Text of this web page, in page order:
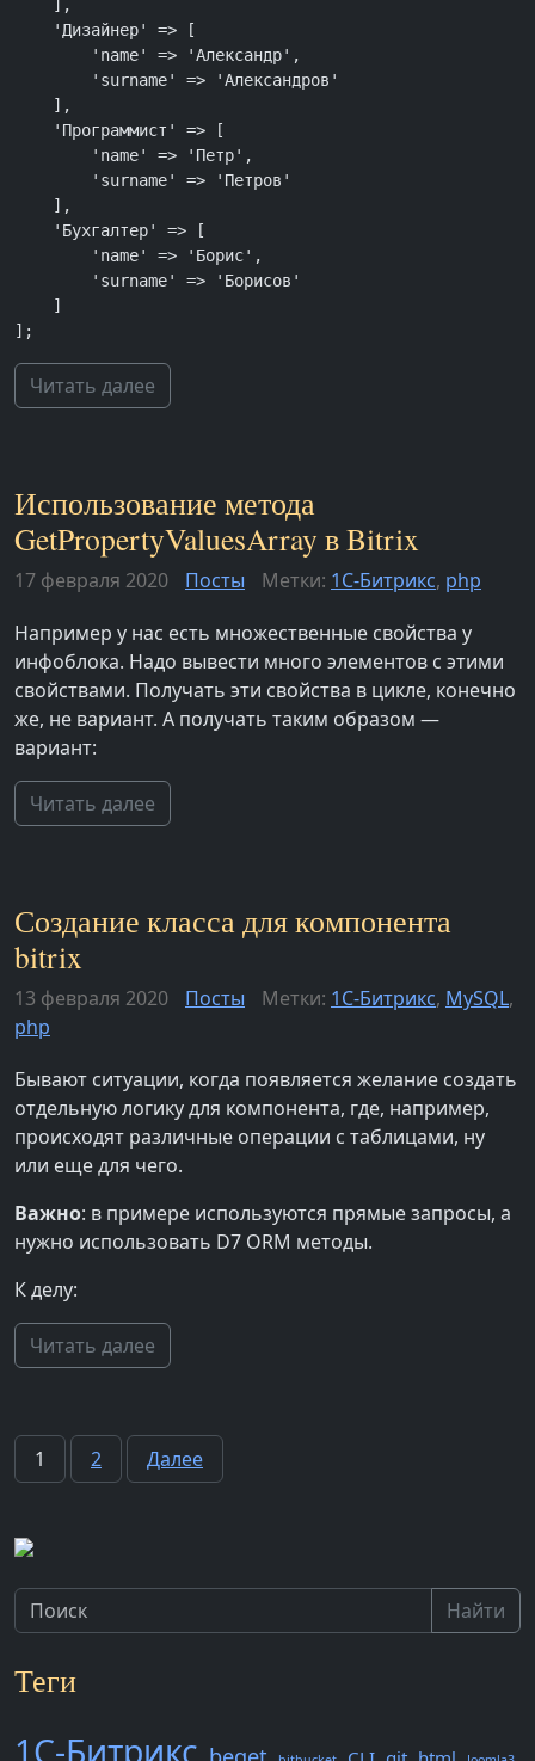
];
Читать далее
Использование метода
GetPropertyValuesArray в Bitrix
17 февраля 2020 Посты Метки: 1С-Битрикс, php
Например у нас есть множественные свойства у
инфоблока. Надо вывести много элементов с этими
свойствами. Получать эти свойства в цикле, конечно
же, не вариант. А получать таким образом —
вариант:
Читать далее
Создание класса для компонента
bitrix
13 февраля 2020 Посты Метки: 1С-Битрикс, MySQL,
php
Бывают ситуации, когда появляется желание создать
отдельную логику для компонента, где, например,
происходят различные операции с таблицами, ну
или еще для чего.
Важно: в примере используются прямые запросы, а
нужно использовать D7 ORM методы.
К делу:
Читать далее
Пагинация
1 2 Далее
Найти
Теги
1С-Битрикс